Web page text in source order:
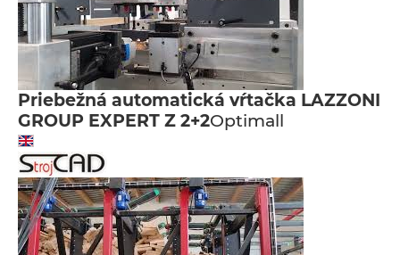
Priebežná automatická vŕtačka LAZZONI
GROUP EXPERT Z 2+2Optimall